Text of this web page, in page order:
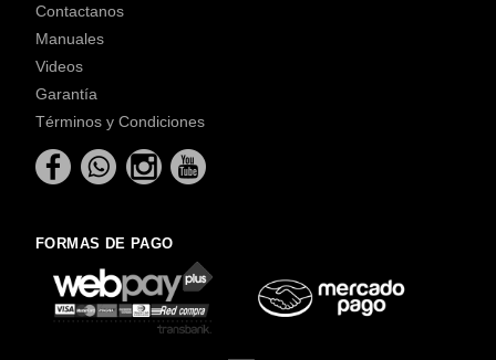
Contactanos
Manuales
Videos
Garantía
Términos y Condiciones
FORMAS DE PAGO